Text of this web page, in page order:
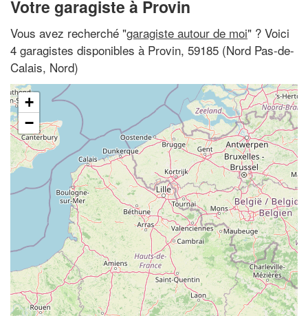
Votre garagiste à Provin
Vous avez recherché "garagiste autour de moi" ? Voici
4 garagistes disponibles à Provin, 59185 (Nord Pas-de-
Calais, Nord)
+
−